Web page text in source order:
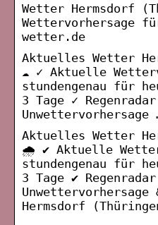
Wetter Hermsdorf
Wettervorhersage
wetter.de
Aktuelles Wetter
☁️ ✓ Aktuelle
stundengenau für
3 Tage ✓
Unwettervorhersage
Aktuelles Wetter
🌧️ ✔ Aktuelle
stundengenau für
3 Tage ✔
Hermsdorf